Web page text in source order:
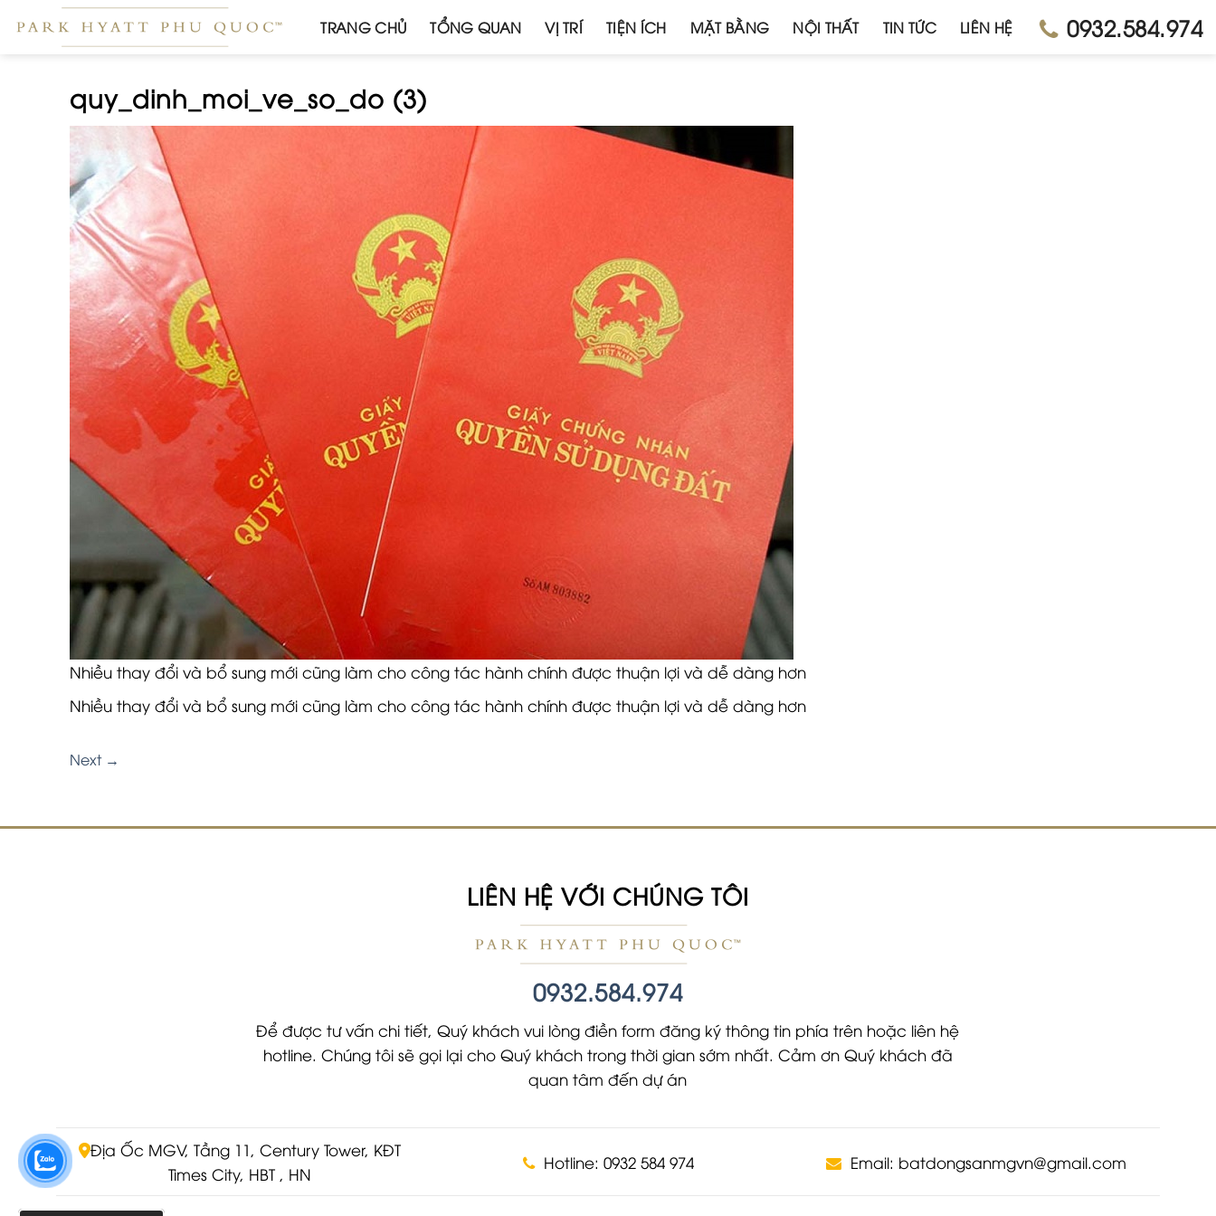
TRANG CHỦ TỔNG QUAN VỊ TRÍ TIỆN ÍCH MẶT BẰNG NỘI THẤT TIN TỨC LIÊN HỆ 0932.584.974
quy_dinh_moi_ve_so_do (3)
Nhiều thay đổi và bổ sung mới cũng làm cho công tác hành chính được thuận lợi và dễ dàng hơn
Nhiều thay đổi và bổ sung mới cũng làm cho công tác hành chính được thuận lợi và dễ dàng hơn
Next →
LIÊN HỆ VỚI CHÚNG TÔI
0932.584.974
Để được tư vấn chi tiết, Quý khách vui lòng điền form đăng ký thông tin phía trên hoặc liên hệ
hotline. Chúng tôi sẽ gọi lại cho Quý khách trong thời gian sớm nhất. Cảm ơn Quý khách đã
quan tâm đến dự án
Địa Ốc MGV, Tầng 11, Century Tower, KĐT
Times City, HBT , HN
Hotline: 0932 584 974 Email: batdongsanmgvn@gmail.com